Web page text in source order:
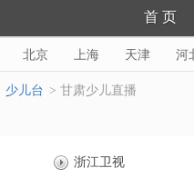
首 页
北京 上海 天津 河
宁夏 新疆 海南
少儿台 > 甘肃少儿直播
浙江卫视